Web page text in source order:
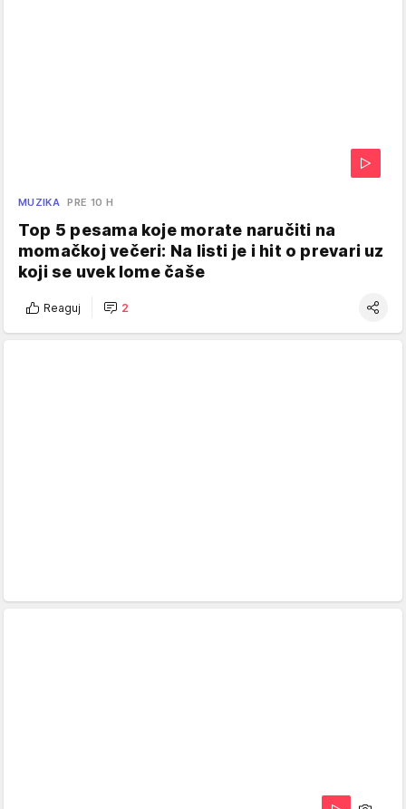
MUZIKA PRE 10 H
Top 5 pesama koje morate naručiti na
momačkoj večeri: Na listi je i hit o prevari uz
koji se uvek lome čaše
Reaguj 2